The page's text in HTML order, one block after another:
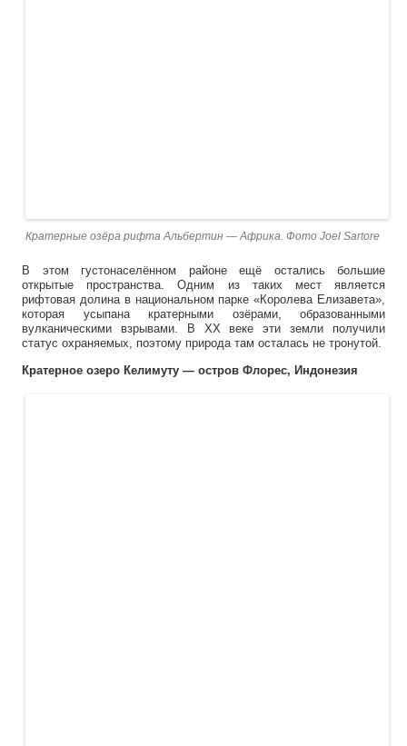
Кратерные озёра рифта Альбертин — Африка. Фото Joel Sartore
В этом густонаселённом районе ещё остались большие
открытые пространства. Одним из таких мест является
рифтовая долина в национальном парке «Королева Елизавета»,
которая усыпана кратерными озёрами, образованными
вулканическими взрывами. В ХХ веке эти земли получили
статус охраняемых, поэтому природа там осталась не тронутой.
Кратерное озеро Келимуту — остров Флорес, Индонезия